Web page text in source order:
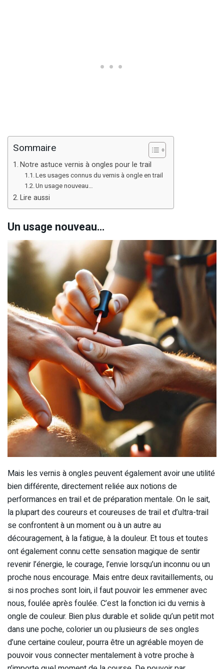
Sommaire
Notre astuce vernis à ongles pour le trail
Les usages connus du vernis à ongle en trail
Un usage nouveau…
Lire aussi
Un usage nouveau…
Mais les vernis à ongles peuvent également avoir une utilité
bien différente, directement reliée aux notions de
performances en trail et de préparation mentale. On le sait,
la plupart des coureurs et coureuses de trail et d’ultra-trail
se confrontent à un moment ou à un autre au
découragement, à la fatigue, à la douleur. Et tous et toutes
ont également connu cette sensation magique de sentir
revenir l’énergie, le courage, l’envie lorsqu’un inconnu ou un
proche nous encourage. Mais entre deux ravitaillements, ou
si nos proches sont loin, il faut pouvoir les emmener avec
nous, foulée après foulée. C’est la fonction ici du vernis à
ongle de couleur. Bien plus durable et solide qu’un petit mot
dans une poche, colorier un ou plusieurs de ses ongles
d’une certaine couleur, pourra être un agréable moyen de
pouvoir vous connecter mentalement à votre proche à